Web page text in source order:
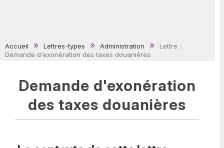
Accueil Lettres-types Administration
Lettre :
Demande d'exonération des taxes douanières
Demande d'exonération
des taxes douanières